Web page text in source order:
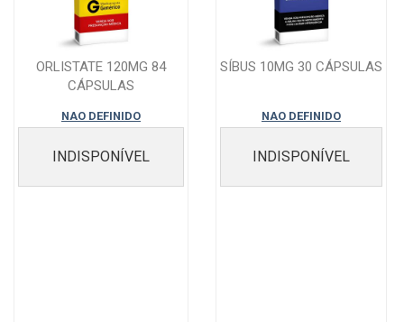
ORLISTATE 120MG 84
CÁPSULAS
NAO DEFINIDO
INDISPONÍVEL
SÍBUS 10MG 30 CÁPSULAS
NAO DEFINIDO
INDISPONÍVEL